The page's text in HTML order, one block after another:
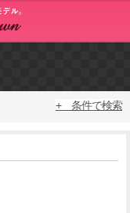
+ 条件で検索